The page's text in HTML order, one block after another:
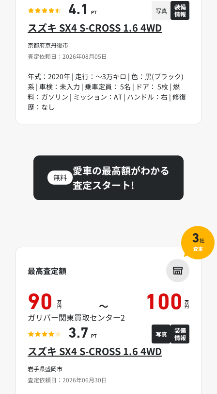
京都府京丹後市
査定依頼日：2026年08月05日
スズキ SX4 S-CROSS 1.6 4WD
年式：2020年 | 走行：～3万キロ | 色：黒(ブラック)
系 | 車検：未入力 | 乗車定員： 5名 | ドア： 5枚 | 燃
料：ガソリン | ミッション：AT | ハンドル：右 | 修復
歴：なし
4.1 PT 写真
装備
情報
無料
愛車の最高額がわかる
査定スタート!
岩手県盛岡市
査定依頼日：2026年06月30日
スズキ SX4 S-CROSS 1.6 4WD
最高査定額
90 万
円 ～ 100 万
円
ガリバー関東買取センター2
3.7 PT 写真
装備
情報
3社
査定